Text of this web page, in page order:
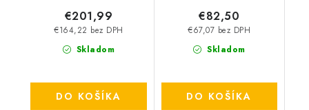
Skladom
€164,22 bez DPH
€201,99
DO KOŠÍKA
Skladom
€67,07 bez DPH
€82,50
DO KOŠÍKA